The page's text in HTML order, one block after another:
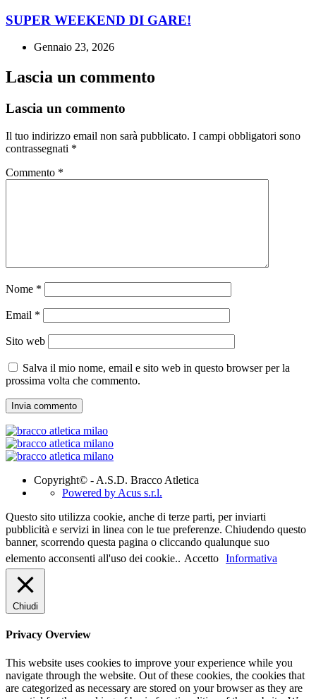
SUPER WEEKEND DI GARE!
Gennaio 23, 2026
Lascia un commento
Lascia un commento
Il tuo indirizzo email non sarà pubblicato. I campi obbligatori sono
contrassegnati *
Commento *
Nome *
Email *
Sito web
Salva il mio nome, email e sito web in questo browser per la
prossima volta che commento.
Copyright© - A.S.D. Bracco Atletica
Powered by Acus s.r.l.
Questo sito utilizza cookie, anche di terze parti, per inviarti
pubblicità e servizi in linea con le tue preferenze. Chiudendo questo
banner, scorrendo questa pagina o cliccando qualunque suo
elemento acconsenti all'uso dei cookie.. Accetto Informativa
Chiudi
Privacy Overview
This website uses cookies to improve your experience while you
navigate through the website. Out of these cookies, the cookies that
are categorized as necessary are stored on your browser as they are